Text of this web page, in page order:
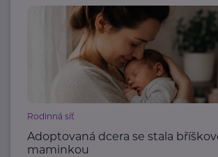
Rodinná síť
Adoptovaná dcera se stala
maminkou